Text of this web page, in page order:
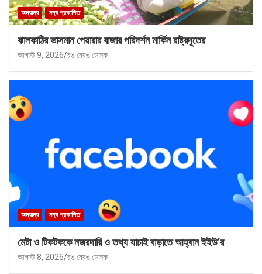
অন্যান্য সদ্য প্রকাশিত
ঝালকাঠির ভাসমান পেয়ারার বাজার পরিদর্শন মার্কিন রাষ্ট্রদূতের
আগস্ট 9, 2026 রঙ বেরঙ ডেস্ক
অন্যান্য সদ্য প্রকাশিত
মেটা ও টিকটককে নজরদারি ও তথ্য যাচাই বাড়াতে আহ্বান ইইউ’র
আগস্ট 8, 2026 রঙ বেরঙ ডেস্ক